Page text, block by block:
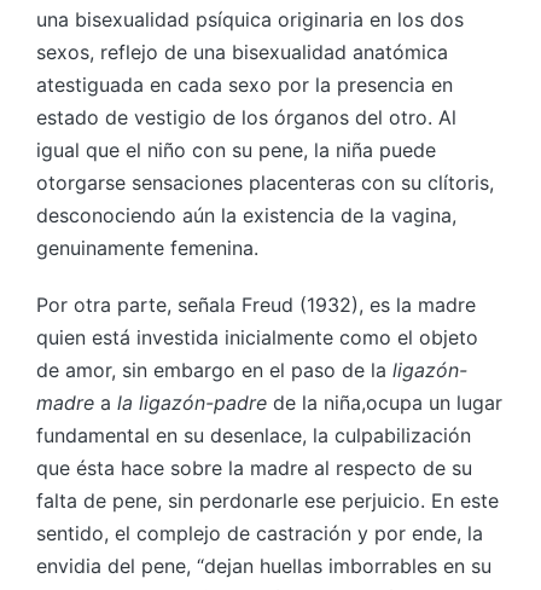
una bisexualidad psíquica originaria en los dos
sexos, reflejo de una bisexualidad anatómica
atestiguada en cada sexo por la presencia en
estado de vestigio de los órganos del otro. Al
igual que el niño con su pene, la niña puede
otorgarse sensaciones placenteras con su clítoris,
desconociendo aún la existencia de la vagina,
genuinamente femenina.
Por otra parte, señala Freud (1932), es la madre
quien está investida inicialmente como el objeto
de amor, sin embargo en el paso de la ligazón-
madre a la ligazón-padre de la niña,ocupa un lugar
fundamental en su desenlace, la culpabilización
que ésta hace sobre la madre al respecto de su
falta de pene, sin perdonarle ese perjuicio. En este
sentido, el complejo de castración y por ende, la
envidia del pene, “dejan huellas imborrables en su